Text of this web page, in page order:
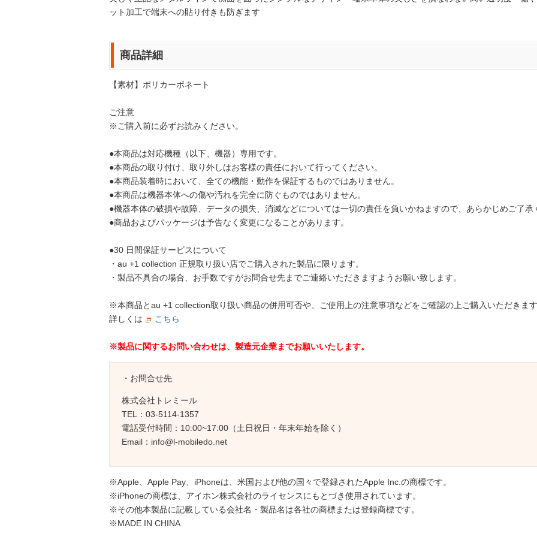
ット加工で端末への貼り付きも防ぎます
商品詳細
【素材】ポリカーボネート
ご注意
※ご購入前に必ずお読みください。
●本商品は対応機種（以下、機器）専用です。
●本商品の取り付け、取り外しはお客様の責任において行ってください。
●本商品装着時において、全ての機能・動作を保証するものではありません。
●本商品は機器本体への傷や汚れを完全に防ぐものではありません。
●機器本体の破損や故障、データの損失、消滅などについては一切の責任を負いかねますので、あらかじめご了承
●商品およびパッケージは予告なく変更になることがあります。
●30 日間保証サービスについて
・au +1 collection 正規取り扱い店でご購入された製品に限ります。
・製品不具合の場合、お手数ですがお問合せ先までご連絡いただきますようお願い致します。
※本商品とau +1 collection取り扱い商品の併用可否や、ご使用上の注意事項などをご確認の上ご購入いただきます
詳しくは
こちら
※製品に関するお問い合わせは、製造元企業までお願いいたします。
・お問合せ先
株式会社トレミール
TEL：03-5114-1357
電話受付時間：10:00~17:00（土日祝日・年末年始を除く）
Email：info@l-mobiledo.net
※Apple、Apple Pay、iPhoneは、米国および他の国々で登録されたApple Inc.の商標です。
※iPhoneの商標は、アイホン株式会社のライセンスにもとづき使用されています。
※その他本製品に記載している会社名・製品名は各社の商標または登録商標です。
※MADE IN CHINA